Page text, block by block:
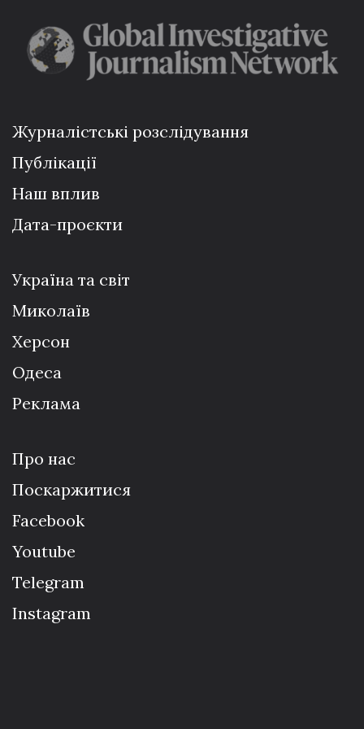
Журналістські розслідування
Публікації
Наш вплив
Дата-проєкти
Україна та світ
Миколаїв
Херсон
Одеса
Реклама
Про нас
Поскаржитися
Facebook
Youtube
Telegram
Instagram